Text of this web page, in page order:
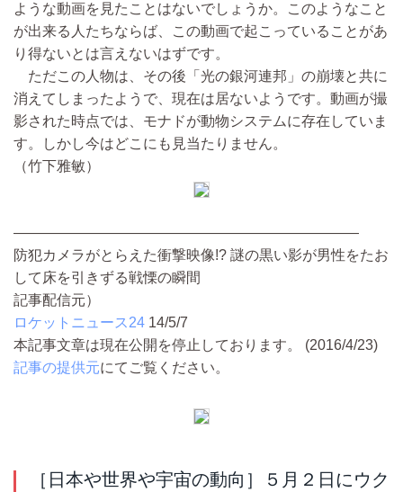
ような動画を見たことはないでしょうか。このようなこと
が出来る人たちならば、この動画で起こっていることがあ
り得ないとは言えないはずです。
ただこの人物は、その後「光の銀河連邦」の崩壊と共に
消えてしまったようで、現在は居ないようです。動画が撮
影された時点では、モナドが動物システムに存在していま
す。しかし今はどこにも見当たりません。
（竹下雅敏）
――――――――――――――――――――――――
防犯カメラがとらえた衝撃映像!? 謎の黒い影が男性をたお
して床を引きずる戦慄の瞬間
記事配信元）
ロケットニュース24 14/5/7
本記事文章は現在公開を停止しております。 (2016/4/23)
記事の提供元にてご覧ください。
［日本や世界や宇宙の動向］５月２日にウク